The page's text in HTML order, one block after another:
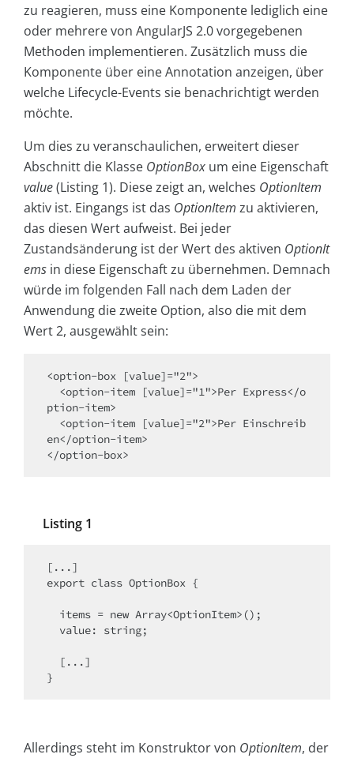
zu reagieren, muss eine Komponente lediglich eine
oder mehrere von AngularJS 2.0 vorgegebenen
Methoden implementieren. Zusätzlich muss die
Komponente über eine Annotation anzeigen, über
welche Lifecycle-Events sie benachrichtigt werden
möchte.
Um dies zu veranschaulichen, erweitert dieser
Abschnitt die Klasse OptionBox um eine Eigenschaft
value(Listing 1). Diese zeigt an, welches OptionItem
aktiv ist. Eingangs ist das OptionItem zu aktivieren,
das diesen Wert aufweist. Bei jeder
Zustandsänderung ist der Wert des aktiven OptionIt
ems in diese Eigenschaft zu übernehmen. Demnach
würde im folgenden Fall nach dem Laden der
Anwendung die zweite Option, also die mit dem
Wert 2, ausgewählt sein:
<option-box [value]="2">
ption-item>
en</option-item>
</option-box>
Listing 1
[...]
export class OptionBox {
}
Allerdings steht im Konstruktor von OptionItem, der